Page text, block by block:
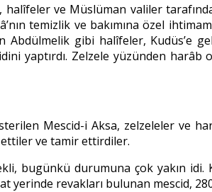
ve Müslüman valiler
temizlik ve bakımına özel
gibi halîfeler, Kudüs’e
yaptırdı. Zelzele yüzünden
Mescid-i Aksa, zelzeleler ve
ettiler ve tamir ettirdiler.
bugünkü durumuna çok yakın idi.
yerinde revakları bulunan mescid,